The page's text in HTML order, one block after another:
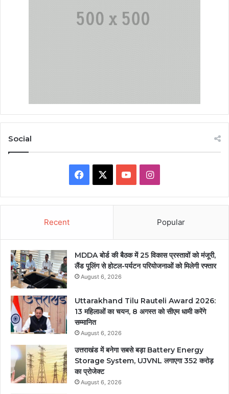
Social
Facebook YouTubeInstagram
Recent Popular
MDDA बोर्ड की बैठक में 25 विकास प्रस्तावों को मंजूरी,
लैंड पूलिंग से होटल-पर्यटन परियोजनाओं को मिलेगी रफ्तार
August 6, 2026
Uttarakhand Tilu Rauteli Award 2026:
13 महिलाओं का चयन, 8 अगस्त को सीएम धामी करेंगे
सम्मानित
August 6, 2026
उत्तराखंड में बनेगा सबसे बड़ा Battery Energy
Storage System, UJVNL लगाएगा 352 करोड़
का प्रोजेक्ट
August 6, 2026